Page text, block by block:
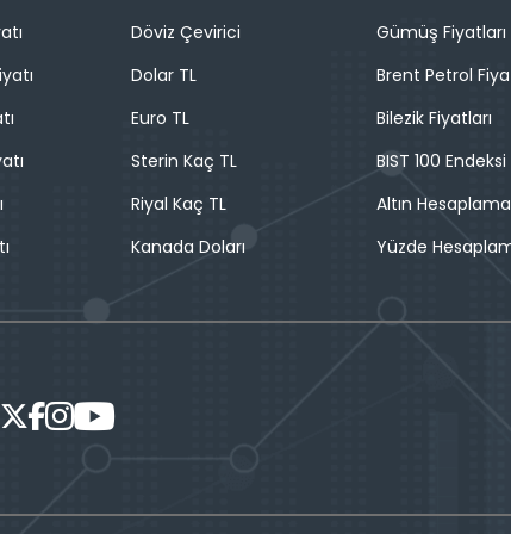
Döviz Çevirici
Dolar TL
Euro TL
Sterin Kaç TL
Riyal Kaç TL
Kanada Doları
Gümüş Fiyatları
Brent Petrol
Bilezik Fiyatları
BIST 100 Endeksi
Altın Hesaplama
Yüzde